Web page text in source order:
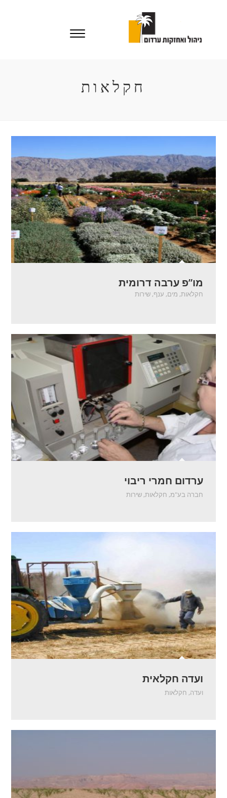
חקלאות
מו”פ ערבה דרומית
חקלאות, מים, ענף, שירות
ערדום חמרי ריבוי
חברה בע"מ, חקלאות, שירות
ועדה חקלאית
ועדה, חקלאות